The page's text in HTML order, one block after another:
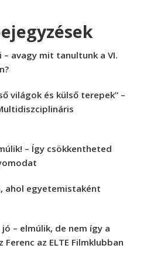
avagy mit tanultunk a VI.
világok és külső terepek” –
– Így csökkentheted
ahol egyetemistaként
– elmúlik, de nem így a
az ELTE Filmklubban